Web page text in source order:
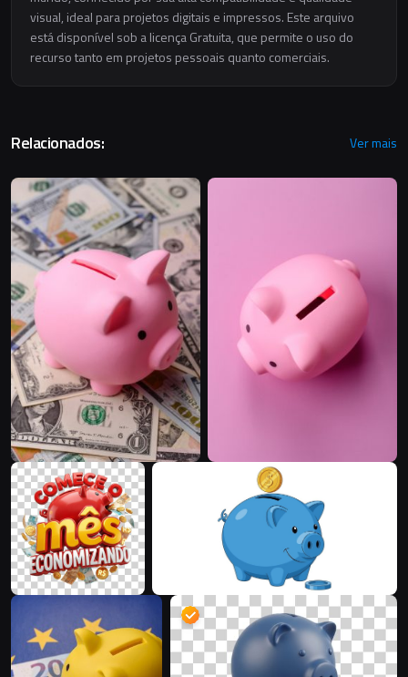
visual, ideal para projetos digitais e impressos. Este arquivo
está disponível sob a licença Gratuita, que permite o uso do
recurso tanto em projetos pessoais quanto comerciais.
Relacionados: Ver mais